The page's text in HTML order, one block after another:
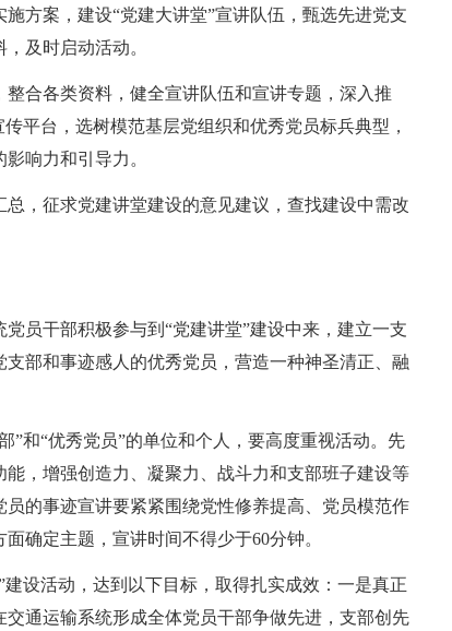
方案，建设“党建大讲堂”宣讲队伍，甄选先进党支
及时启动活动。
整合各类资料，健全宣讲队伍和宣讲专题，深入推
平台，选树模范基层党组织和优秀党员标兵典型，
响力和引导力。
总，征求党建讲堂建设的意见建议，查找建设中需改
员干部积极参与到“党建讲堂”建设中来，建立一支
部和事迹感人的优秀党员，营造一种神圣清正、融
”和“优秀党员”的单位和个人，要高度重视活动。先
，增强创造力、凝聚力、战斗力和支部班子建设等
的事迹宣讲要紧紧围绕党性修养提高、党员模范作
确定主题，宣讲时间不得少于60分钟。
建设活动，达到以下目标，取得扎实成效：一是真正
通运输系统形成全体党员干部争做先进，支部创先